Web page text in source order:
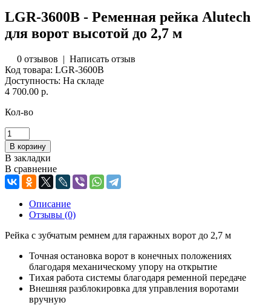
LGR-3600В - Ременная рейка Alutech
для ворот высотой до 2,7 м
0 отзывов | Написать отзыв
Код товара: LGR-3600В
Доступность: На складе
4 700.00 р.
Кол-во
В закладки
В сравнение
Описание
Отзывы (0)
Рейка с зубчатым ремнем для гаражных ворот до 2,7 м
Точная остановка ворот в конечных положениях
благодаря механическому упору на открытие
Тихая работа системы благодаря ременной передаче
Внешняя разблокировка для управления воротами
вручную